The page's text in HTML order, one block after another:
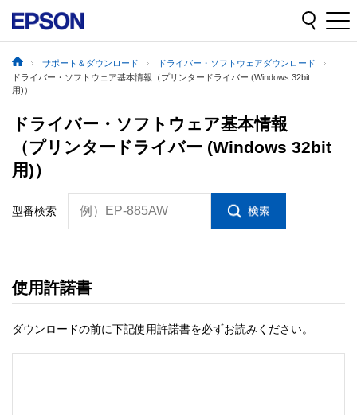
サポート＆ダウンロード
ドライバー・ソフトウェアダウンロード
ドライバー・ソフトウェア基本情報（プリンタードライバー (Windows 32bit
用)）
ドライバー・ソフトウェア基本情報
（プリンタードライバー (Windows 32bit
用)）
型番検索 例）EP-885AW
使用許諾書
ダウンロードの前に下記使用許諾書を必ずお読みください。